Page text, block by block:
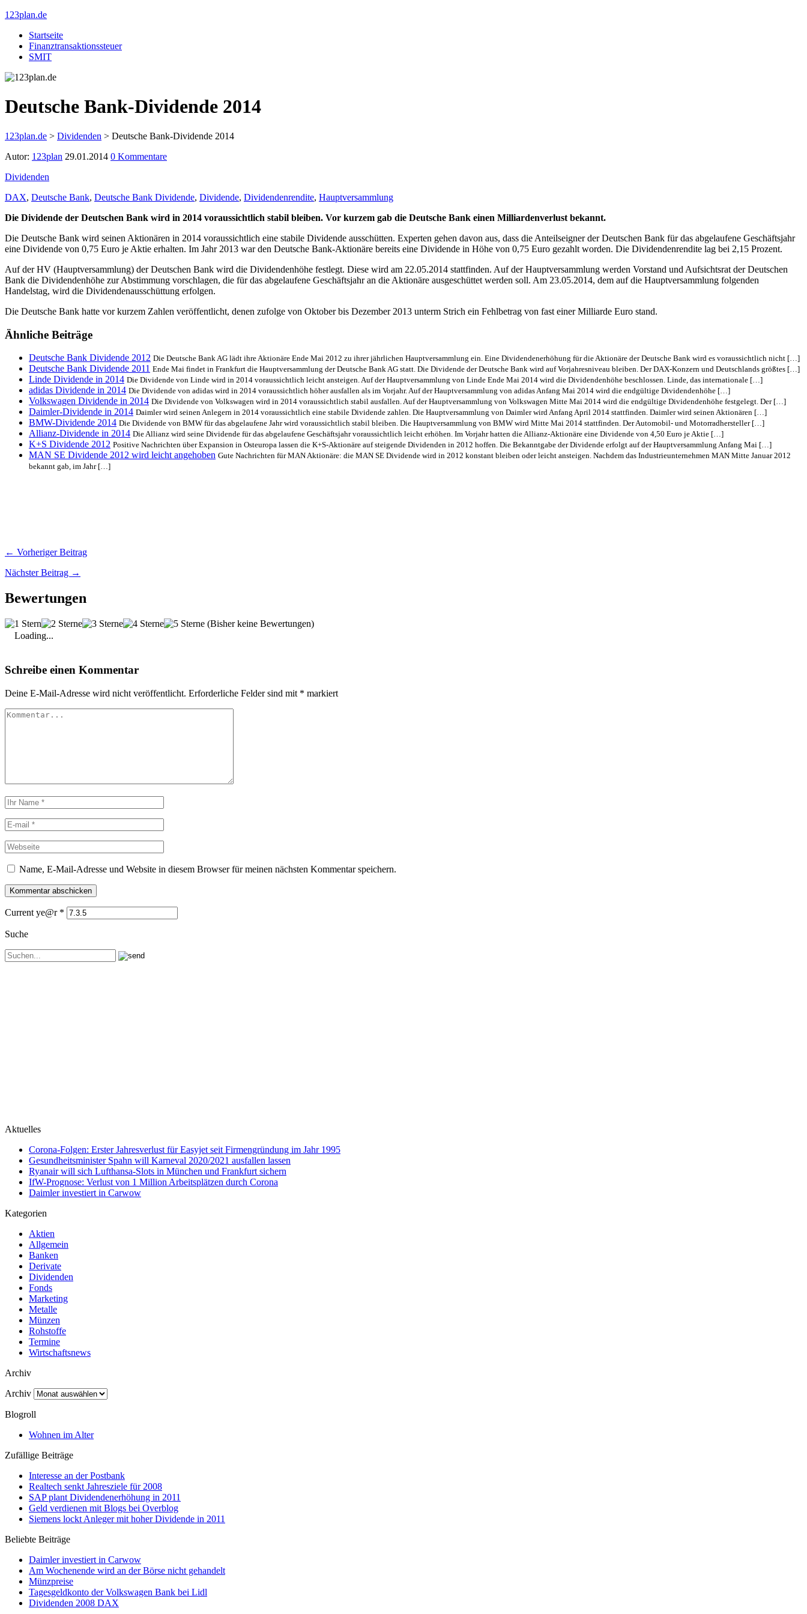
123plan.de
Startseite
Finanztransaktionssteuer
SMIT
Deutsche Bank-Dividende 2014
123plan.de > Dividenden > Deutsche Bank-Dividende 2014
Autor: 123plan 29.01.2014 0 Kommentare
Dividenden
DAX, Deutsche Bank, Deutsche Bank Dividende, Dividende, Dividendenrendite, Hauptversammlung
Die Dividende der Deutschen Bank wird in 2014 voraussichtlich stabil bleiben. Vor kurzem gab die Deutsche Bank einen Milliardenverlust bekannt.
Die Deutsche Bank wird seinen Aktionären in 2014 voraussichtlich eine stabile Dividende ausschütten. Experten gehen davon aus, dass die Anteilseigner der Deutschen Bank für das abgelaufene Geschäftsjahr
eine Dividende von 0,75 Euro je Aktie erhalten. Im Jahr 2013 war den Deutsche Bank-Aktionäre bereits eine Dividende in Höhe von 0,75 Euro gezahlt worden. Die Dividendenrendite lag bei 2,15 Prozent.
Auf der HV (Hauptversammlung) der Deutschen Bank wird die Dividendenhöhe festlegt. Diese wird am 22.05.2014 stattfinden. Auf der Hauptversammlung werden Vorstand und Aufsichtsrat der Deutschen
Bank die Dividendenhöhe zur Abstimmung vorschlagen, die für das abgelaufene Geschäftsjahr an die Aktionäre ausgeschüttet werden soll. Am 23.05.2014, dem auf die Hauptversammlung folgenden
Handelstag, wird die Dividendenausschüttung erfolgen.
Die Deutsche Bank hatte vor kurzem Zahlen veröffentlicht, denen zufolge von Oktober bis Dezember 2013 unterm Strich ein Fehlbetrag von fast einer Milliarde Euro stand.
Ähnliche Beiträge
Deutsche Bank Dividende 2012 Die Deutsche Bank AG lädt ihre Aktionäre Ende Mai 2012 zu ihrer jährlichen Hauptversammlung ein. Eine Dividendenerhöhung für die Aktionäre der Deutsche Bank wird es voraussichtlich nicht […]
Deutsche Bank Dividende 2011 Ende Mai findet in Frankfurt die Hauptversammlung der Deutsche Bank AG statt. Die Dividende der Deutsche Bank wird auf Vorjahresniveau bleiben. Der DAX-Konzern und Deutschlands größtes […]
Linde Dividende in 2014 Die Dividende von Linde wird in 2014 voraussichtlich leicht ansteigen. Auf der Hauptversammlung von Linde Ende Mai 2014 wird die Dividendenhöhe beschlossen. Linde, das internationale […]
adidas Dividende in 2014 Die Dividende von adidas wird in 2014 voraussichtlich höher ausfallen als im Vorjahr. Auf der Hauptversammlung von adidas Anfang Mai 2014 wird die endgültige Dividendenhöhe […]
Volkswagen Dividende in 2014 Die Dividende von Volkswagen wird in 2014 voraussichtlich stabil ausfallen. Auf der Hauptversammlung von Volkswagen Mitte Mai 2014 wird die endgültige Dividendenhöhe festgelegt. Der […]
Daimler-Dividende in 2014 Daimler wird seinen Anlegern in 2014 voraussichtlich eine stabile Dividende zahlen. Die Hauptversammlung von Daimler wird Anfang April 2014 stattfinden. Daimler wird seinen Aktionären […]
BMW-Dividende 2014 Die Dividende von BMW für das abgelaufene Jahr wird voraussichtlich stabil bleiben. Die Hauptversammlung von BMW wird Mitte Mai 2014 stattfinden. Der Automobil- und Motorradhersteller […]
Allianz-Dividende in 2014 Die Allianz wird seine Dividende für das abgelaufene Geschäftsjahr voraussichtlich leicht erhöhen. Im Vorjahr hatten die Allianz-Aktionäre eine Dividende von 4,50 Euro je Aktie […]
K+S Dividende 2012 Positive Nachrichten über Expansion in Osteuropa lassen die K+S-Aktionäre auf steigende Dividenden in 2012 hoffen. Die Bekanntgabe der Dividende erfolgt auf der Hauptversammlung Anfang Mai […]
MAN SE Dividende 2012 wird leicht angehoben Gute Nachrichten für MAN Aktionäre: die MAN SE Dividende wird in 2012 konstant bleiben oder leicht ansteigen. Nachdem das Industrieunternehmen MAN Mitte Januar 2012
bekannt gab, im Jahr […]
← Vorheriger Beitrag
Nächster Beitrag →
Bewertungen
(Bisher keine Bewertungen)
Loading...
Schreibe einen Kommentar
Deine E-Mail-Adresse wird nicht veröffentlicht. Erforderliche Felder sind mit * markiert
Name, E-Mail-Adresse und Website in diesem Browser für meinen nächsten Kommentar speichern.
Current ye@r *
Suche
Aktuelles
Corona-Folgen: Erster Jahresverlust für Easyjet seit Firmengründung im Jahr 1995
Gesundheitsminister Spahn will Karneval 2020/2021 ausfallen lassen
Ryanair will sich Lufthansa-Slots in München und Frankfurt sichern
IfW-Prognose: Verlust von 1 Million Arbeitsplätzen durch Corona
Daimler investiert in Carwow
Kategorien
Aktien
Allgemein
Banken
Derivate
Dividenden
Fonds
Marketing
Metalle
Münzen
Rohstoffe
Termine
Wirtschaftsnews
Archiv
Archiv
Blogroll
Wohnen im Alter
Zufällige Beiträge
Interesse an der Postbank
Realtech senkt Jahresziele für 2008
SAP plant Dividendenerhöhung in 2011
Geld verdienen mit Blogs bei Overblog
Siemens lockt Anleger mit hoher Dividende in 2011
Beliebte Beiträge
Daimler investiert in Carwow
Am Wochenende wird an der Börse nicht gehandelt
Münzpreise
Tagesgeldkonto der Volkswagen Bank bei Lidl
Dividenden 2008 DAX